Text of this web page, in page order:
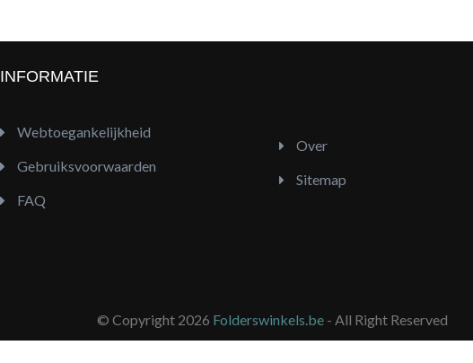
INFORMATIE
Webtoegankelijkheid
Gebruiksvoorwaarden
FAQ
Over
Sitemap
© Copyright 2026 Folderswinkels.be- All Right Reserved